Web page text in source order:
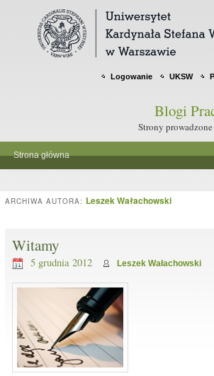
Logowanie UKSW
Blogi
Strony
Strona główna
ARCHIWA AUTORA: Leszek Wałachowski
Witamy
5 grudnia 2012 Leszek Wałachowski